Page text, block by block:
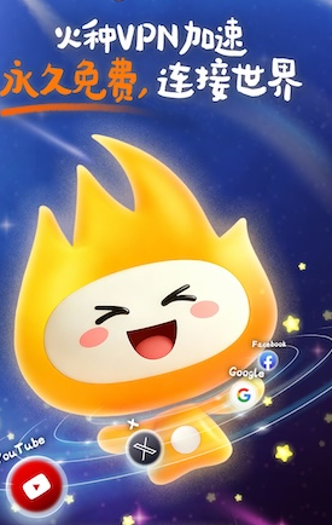
支持[0] 反对
支持
支持 反对
加速器 旋风加速器
八戒看书
加速度器
CC加速器